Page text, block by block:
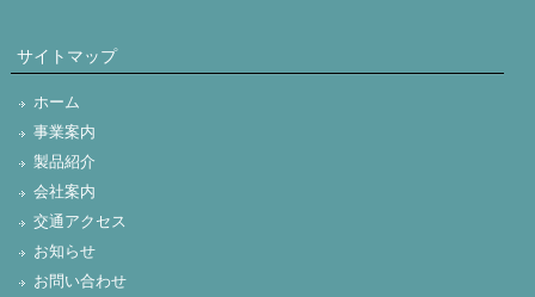
サイトマップ
ホーム
事業案内
製品紹介
会社案内
交通アクセス
お知らせ
お問い合わせ